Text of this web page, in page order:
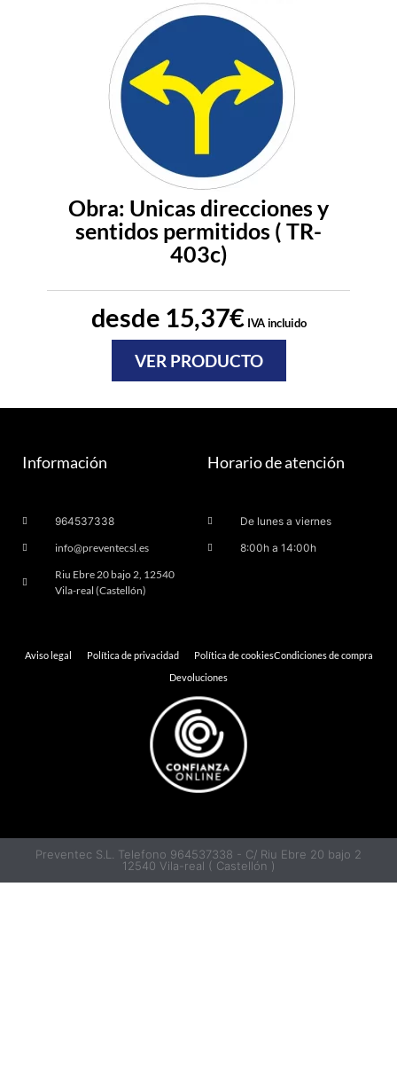
Obra: Unicas direcciones y
sentidos permitidos ( TR-
403c)
desde 15,37€ IVA incluido
VER PRODUCTO
Información
964537338
info@preventecsl.es
Riu Ebre 20 bajo 2, 12540
Vila-real (Castellón)
Horario de atención
De lunes a viernes
8:00h a 14:00h
Aviso legal Política de privacidad Política de cookiesCondiciones de compra
Devoluciones
Preventec S.L. Telefono 964537338 - C/ Riu Ebre 20 bajo 2
12540 Vila-real ( Castellón )